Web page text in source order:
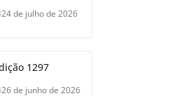
24 de julho de 2026
1297
26 de junho de 2026